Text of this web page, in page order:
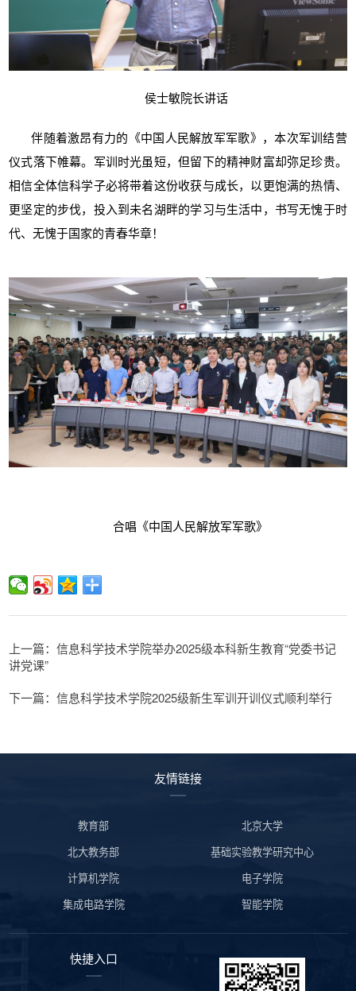
侯士敏院长讲话
伴随着激昂有力的《中国人民解放军军歌》，本次军训结营
仪式落下帷幕。军训时光虽短，但留下的精神财富却弥足珍贵。
相信全体信科学子必将带着这份收获与成长，以更饱满的热情、
更坚定的步伐，投入到未名湖畔的学习与生活中，书写无愧于时
代、无愧于国家的青春华章！
合唱《中国人民解放军军歌》
上一篇：信息科学技术学院举办2025级本科新生教育“党委书记
讲党课”
下一篇：信息科学技术学院2025级新生军训开训仪式顺利举行
友情链接
教育部
北京大学
北大教务部
基础实验教学研究中心
计算机学院
电子学院
集成电路学院
智能学院
快捷入口